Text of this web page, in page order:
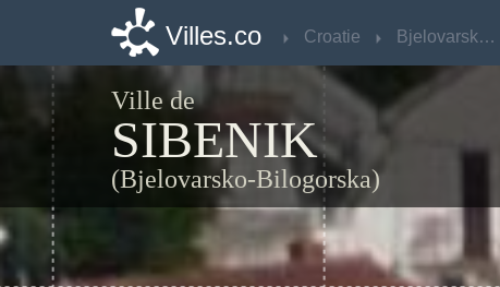
Villes.co Croatie Bjelovarsko-Bilogorska
Ville de
SIBENIK
(Bjelovarsko-Bilogorska)
Villes.co Croatie Bjelovarsko-Bilogorska